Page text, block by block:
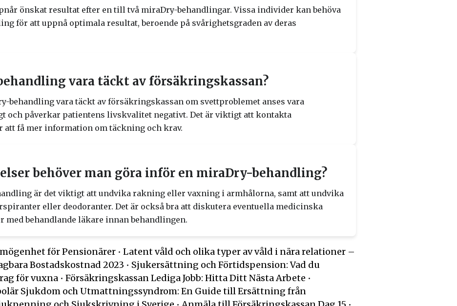
önskat resultat efter en till två miraDry-behandlingar. Vissa individer kan behöva
för att uppnå optimala resultat, beroende på svårighetsgraden av deras
vara täckt av försäkringskassan?
behandling vara täckt av försäkringskassan om svettproblemet anses vara
och påverkar patientens livskvalitet negativt. Det är viktigt att kontakta
få mer information om täckning och krav.
behöver man göra inför en miraDry-behandling?
är det viktigt att undvika rakning eller vaxning i armhålorna, samt att undvika
eller deodoranter. Det är också bra att diskutera eventuella medicinska
behandlande läkare innan behandlingen.
för Pensionärer • Latent våld och olika typer av våld i nära relationer –
Bostadskostnad 2023 • Sjukersättning och Förtidspension: Vad du
för vuxna • Försäkringskassan Lediga Jobb: Hitta Ditt Nästa Arbete •
Sjukdom och Utmattningssyndrom: En Guide till Ersättning från